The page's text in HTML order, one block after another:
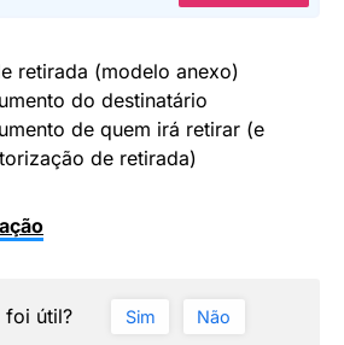
retirada (modelo anexo)
do destinatário
de quem irá retirar (e
de retirada)
foi útil? Sim Não